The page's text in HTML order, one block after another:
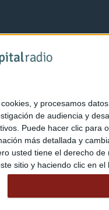
y procesamos
de audiencia y
Puede hacer clic
más detallada y
usted tiene el derecho
sitio y haciendo clic en